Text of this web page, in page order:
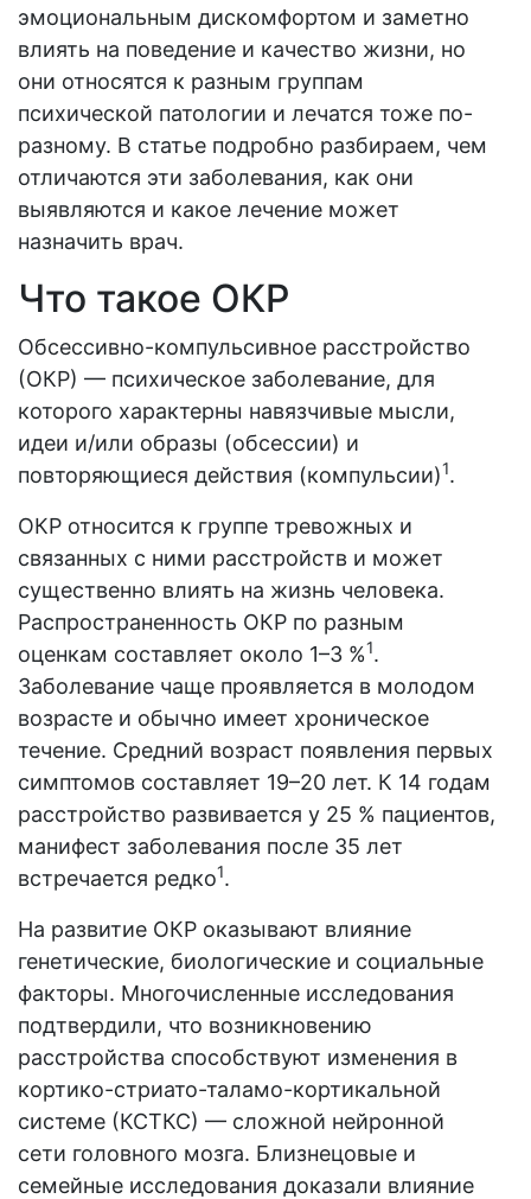
эмоциональным дискомфортом и заметно
влиять на поведение и качество жизни, но
они относятся к разным группам
психической патологии и лечатся тоже по-
разному. В статье подробно разбираем, чем
отличаются эти заболевания, как они
выявляются и какое лечение может
назначить врач.
Что такое ОКР
Обсессивно-компульсивное расстройство
(ОКР) — психическое заболевание, для
которого характерны навязчивые мысли,
идеи и/или образы (обсессии) и
повторяющиеся действия (компульсии)1.
ОКР относится к группе тревожных и
связанных с ними расстройств и может
существенно влиять на жизнь человека.
Распространенность ОКР по разным
оценкам составляет около 1–3 %1.
Заболевание чаще проявляется в молодом
возрасте и обычно имеет хроническое
течение. Средний возраст появления первых
симптомов составляет 19–20 лет. К 14 годам
расстройство развивается у 25 % пациентов,
манифест заболевания после 35 лет
встречается редко1.
На развитие ОКР оказывают влияние
генетические, биологические и социальные
факторы. Многочисленные исследования
подтвердили, что возникновению
расстройства способствуют изменения в
кортико-стриато-таламо-кортикальной
системе (КСТКС) — сложной нейронной
сети головного мозга. Близнецовые и
семейные исследования доказали влияние